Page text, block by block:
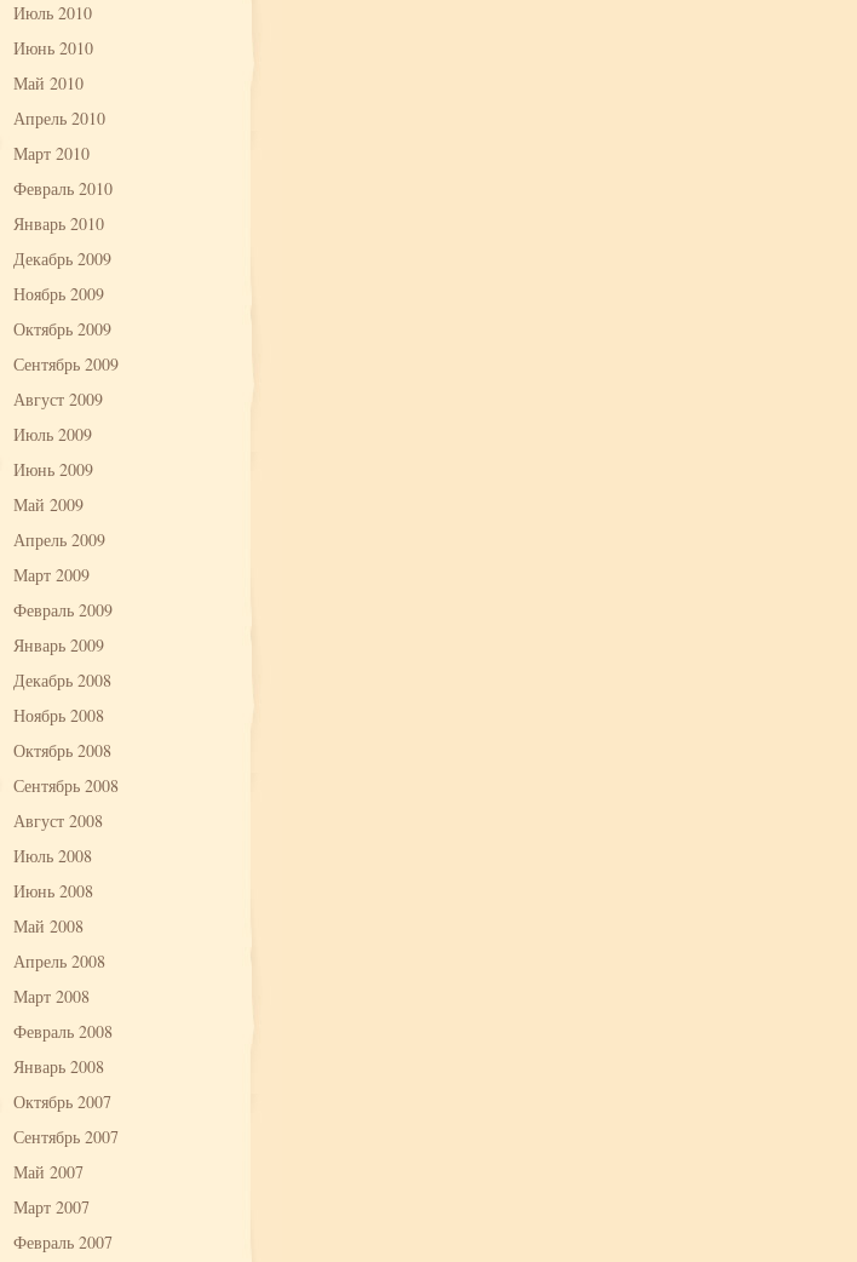
Июль 2010
Июнь 2010
Май 2010
Апрель 2010
Март 2010
Февраль 2010
Январь 2010
Декабрь 2009
Ноябрь 2009
Октябрь 2009
Сентябрь 2009
Август 2009
Июль 2009
Июнь 2009
Май 2009
Апрель 2009
Март 2009
Февраль 2009
Январь 2009
Декабрь 2008
Ноябрь 2008
Октябрь 2008
Сентябрь 2008
Август 2008
Июль 2008
Июнь 2008
Май 2008
Апрель 2008
Март 2008
Февраль 2008
Январь 2008
Октябрь 2007
Сентябрь 2007
Май 2007
Март 2007
Февраль 2007